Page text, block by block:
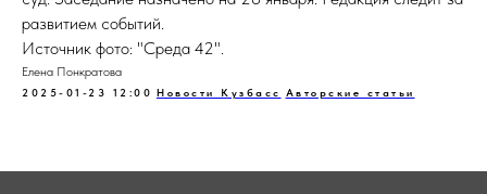
развитием событий.
Источник фото: "Среда 42".
Елена Понкратова
2025-01-23 12:00 Новости Кузбасс Авторские статьи